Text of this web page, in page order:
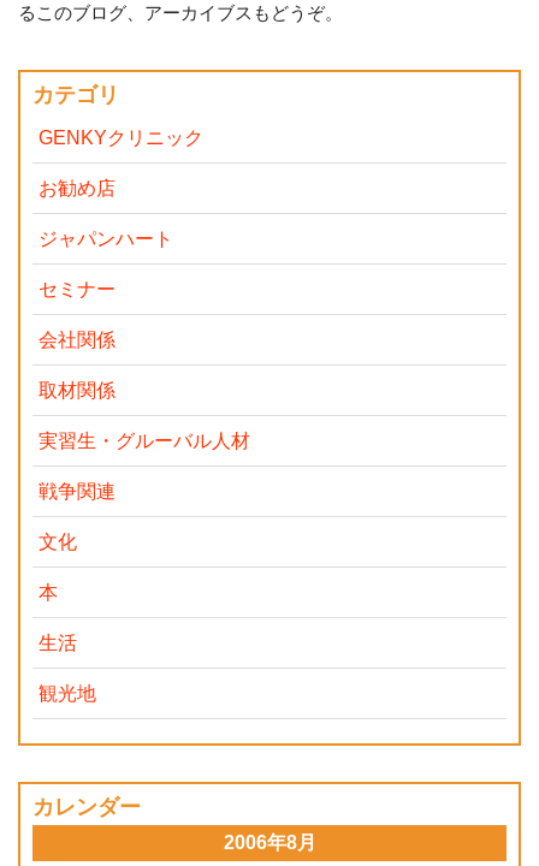
るこのブログ、アーカイブスもどうぞ。
カテゴリ
GENKYクリニック
お勧め店
ジャパンハート
セミナー
会社関係
取材関係
実習生・グルーバル人材
戦争関連
文化
本
生活
観光地
カレンダー
2006年8月